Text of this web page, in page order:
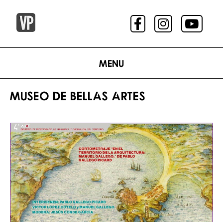
Menu
MUSEO DE BELLAS ARTES